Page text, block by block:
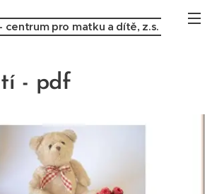
- centrum pro matku a dítě, z.s.
- pdf